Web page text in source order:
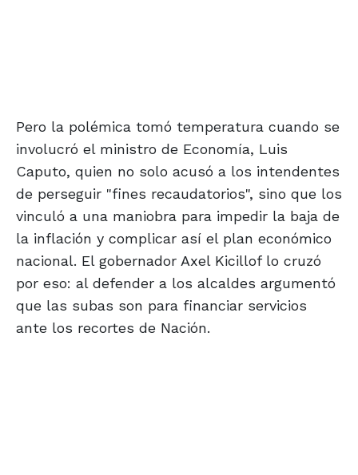
Pero la polémica tomó temperatura cuando se
involucró el ministro de Economía, Luis
Caputo, quien no solo acusó a los intendentes
de perseguir "fines recaudatorios", sino que los
vinculó a una maniobra para impedir la baja de
la inflación y complicar así el plan económico
nacional. El gobernador Axel Kicillof lo cruzó
por eso: al defender a los alcaldes argumentó
que las subas son para financiar servicios
ante los recortes de Nación.